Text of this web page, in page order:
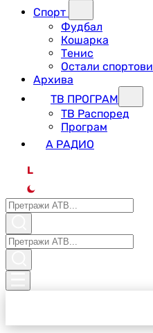
Спорт
Фудбал
Кошарка
Тенис
Остали спортови
Архива
ТВ ПРОГРАМ
ТВ Распоред
Програм
А РАДИО
L